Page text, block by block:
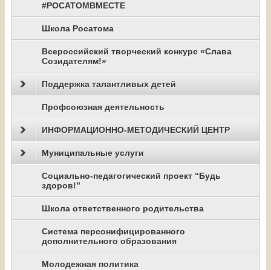
#РОСАТОМВМЕСТЕ
Школа Росатома
Всероссийский творческий конкурс «Слава
Созидателям!»
Поддержка талантливых детей
Профсоюзная деятельность
ИНФОРМАЦИОННО-МЕТОДИЧЕСКИЙ ЦЕНТР
Муниципальные услуги
Социально-педагогический проект “Будь
здоров!”
Школа ответственного родительства
Система персонифицированного
дополнительного образования
Молодежная политика